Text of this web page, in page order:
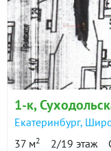
1-к,
Екатеринбург,
37 м2 2/19 этаж